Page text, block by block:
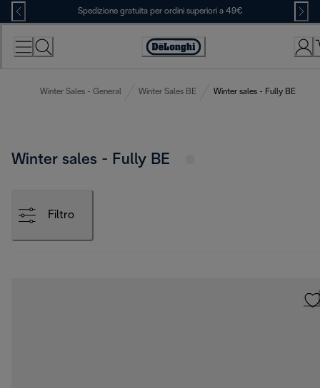
Skip
to
Content
Spedizione gratuita per ordini superiori a 49€
Accessibility
Winter Sales - General Winter Sales BE Winter sales - Fully BE
Winter sales - Fully BE
Filtro